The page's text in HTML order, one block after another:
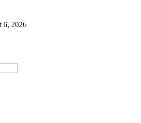
6, 2026